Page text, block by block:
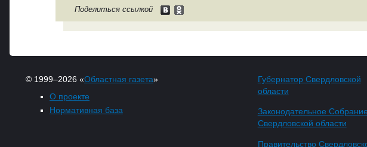
Поделиться ссылкой
© 1999–2026 «Областная газета»
О проекте
Нормативная база
Губернатор Свердловской
области
Законодательное Собрание
Свердловской области
Правительство